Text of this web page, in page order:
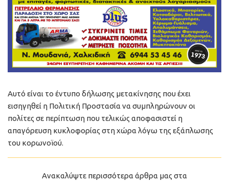
Αυτό είναι το έντυπο δήλωσης μετακίνησης που έχει
εισηγηθεί η Πολιτική Προστασία να συμπληρώνουν οι
πολίτες σε περίπτωση που τελικώς αποφασιστεί η
απαγόρευση κυκλοφορίας στη χώρα λόγω της εξάπλωσης
του κορωνοϊού.
Ανακαλύψτε περισσότερα άρθρα μας στα